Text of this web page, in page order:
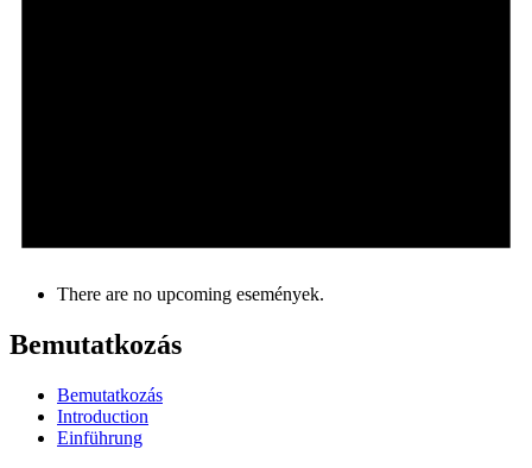
There are no upcoming események.
Bemutatkozás
Bemutatkozás
Introduction
Einführung